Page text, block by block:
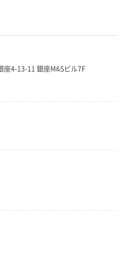
座4-13-11 銀座M&Sビル7F